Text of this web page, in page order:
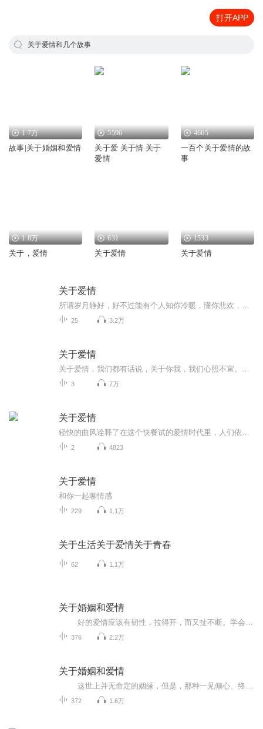
打开APP
关于爱情和几个故事
1.7万
故事|关于婚姻和爱情
5596
关于爱 关于情 关于
爱情
4665
一百个关于爱情的故
事
1.8万
关于，爱情
631
关于爱情
1533
关于爱情
关于爱情
25 3.2万
关于爱情
3 7万
关于爱情
2 4823
关于爱情
和你一起聊情感
229 1.1万
关于生活关于爱情关于青春
62 1.1万
关于婚姻和爱情
376 2.2万
关于婚姻和爱情
372 1.6万